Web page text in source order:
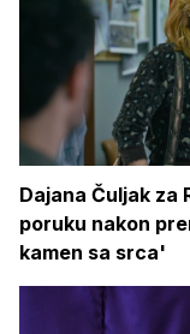
Dajana Čuljak za
poruku nakon
kamen sa srca'